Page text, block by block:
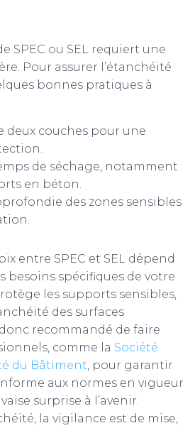
SPEC ou SEL requiert une
Pour assurer l’étanchéité
bonnes pratiques à
deux couches pour une
de séchage, notamment
en béton.
des zones sensibles
entre SPEC et SEL dépend
besoins spécifiques de votre
les supports sensibles,
des surfaces
recommandé de faire
comme la Société
du Bâtiment pour garantir
aux normes en vigueur
surprise à l’avenir.
la vigilance est de mise,